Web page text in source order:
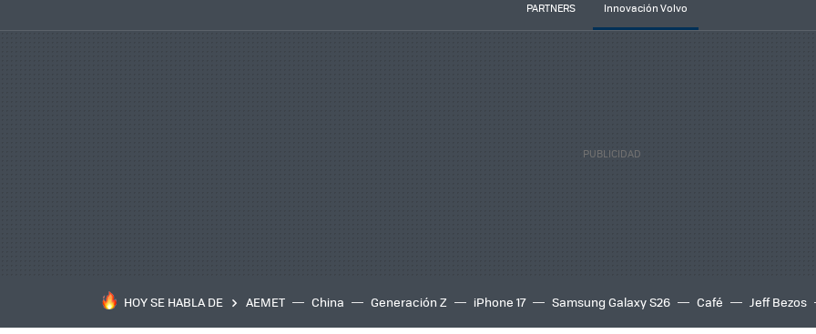
PARTNERS Innovación Volvo
HOY SE HABLA DE AEMET China Generación Z iPhone 17 Samsung Galaxy S26 Café Jeff Bezos